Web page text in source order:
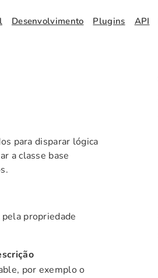
Desenvolvimento Plugins API
para disparar lógica
a classe base
pela propriedade
por exemplo o